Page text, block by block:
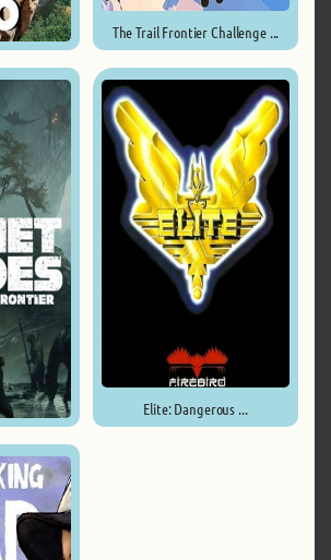
The Trail Frontier Challenge ...
Elite: Dangerous ...